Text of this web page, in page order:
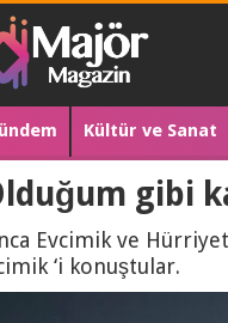
Kültür ve Sanat
gibi
Evcimik ve
‘i konuştular.